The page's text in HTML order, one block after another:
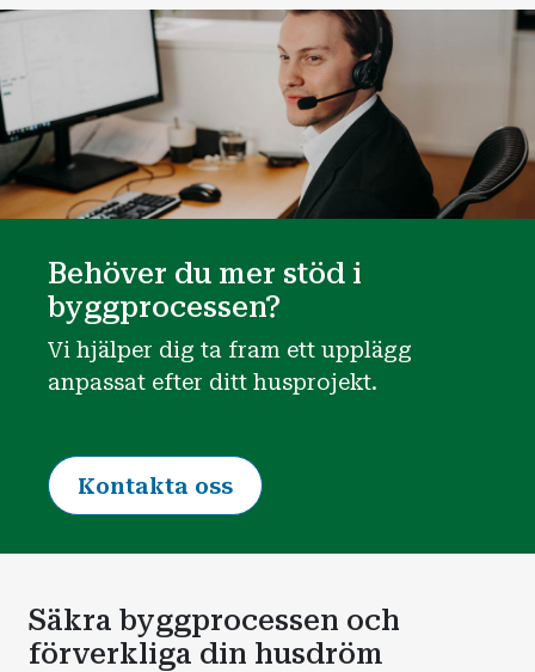
Behöver du mer stöd i
byggprocessen?
Vi hjälper dig ta fram ett upplägg
anpassat efter ditt husprojekt.
Kontakta oss
Säkra byggprocessen och
förverkliga din husdröm